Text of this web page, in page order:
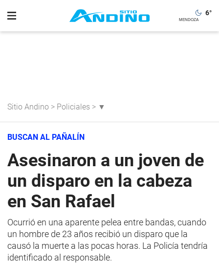
6°
Sitio Andino > Policiales > ▼
BUSCAN AL PAÑALÍN
Asesinaron a un joven de
un disparo en la cabeza
en San Rafael
Ocurrió en una aparente pelea entre bandas, cuando
un hombre de 23 años recibió un disparo que la
causó la muerte a las pocas horas. La Policía tendría
identificado al responsable.